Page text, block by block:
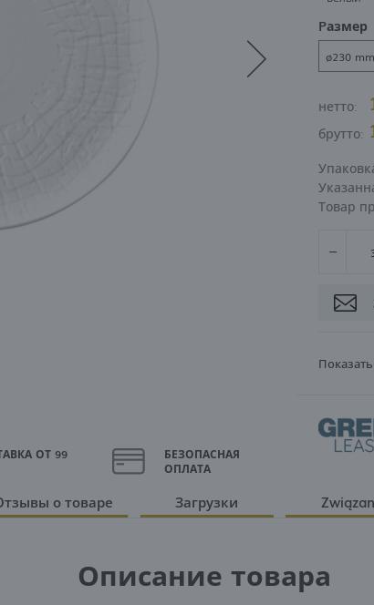
ОТ 99
БЕЗОПАСНАЯ
ОПЛАТА
Pазмер
ø230 mm
нетто:
брутто:
Товар
о товаре Загрузки
Описание товара